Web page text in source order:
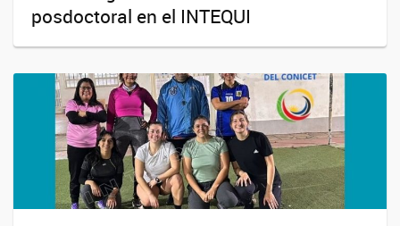
posdoctoral en el INTEQUI